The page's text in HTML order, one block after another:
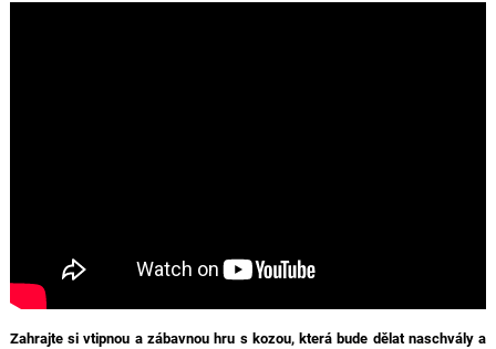
Zahrajte si vtipnou a zábavnou hru s kozou, která bude dělat naschvály a